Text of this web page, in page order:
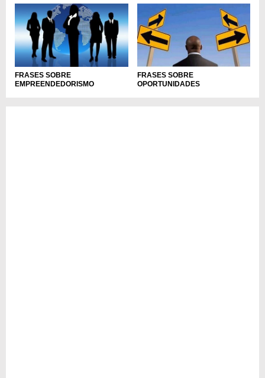
FRASES SOBRE
EMPREENDEDORISMO
FRASES SOBRE
OPORTUNIDADES